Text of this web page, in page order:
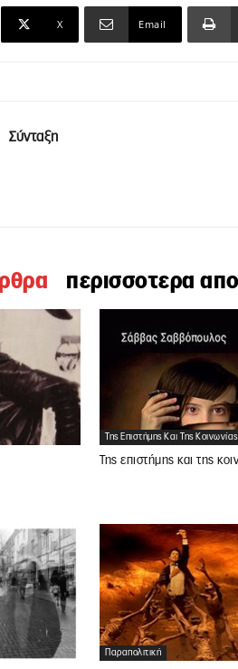
X Email
Σύνταξη
περισσοτερα
Της Επιστήμης Και Της Κοινωνίας
Της επιστήμης και της
Παραπολιτική